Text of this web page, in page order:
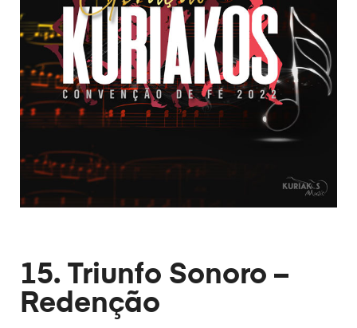
15. Triunfo Sonoro –
Redenção